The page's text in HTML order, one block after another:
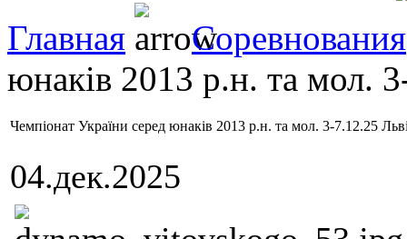
Главная
Соревнования
юнаків 2013 р.н. та мол.
Чемпіонат України серед юнаків 2013 р.н. та мол. 3-7.12.25
04.дек.2025